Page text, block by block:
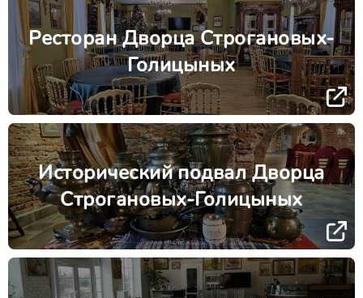
Ресторан Дворца Строгановых-
Голицыных
Исторический подвал Дворца
Строгановых-Голицыных